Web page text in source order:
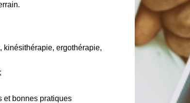
kinésithérapie, ergothérapie,
et bonnes pratiques